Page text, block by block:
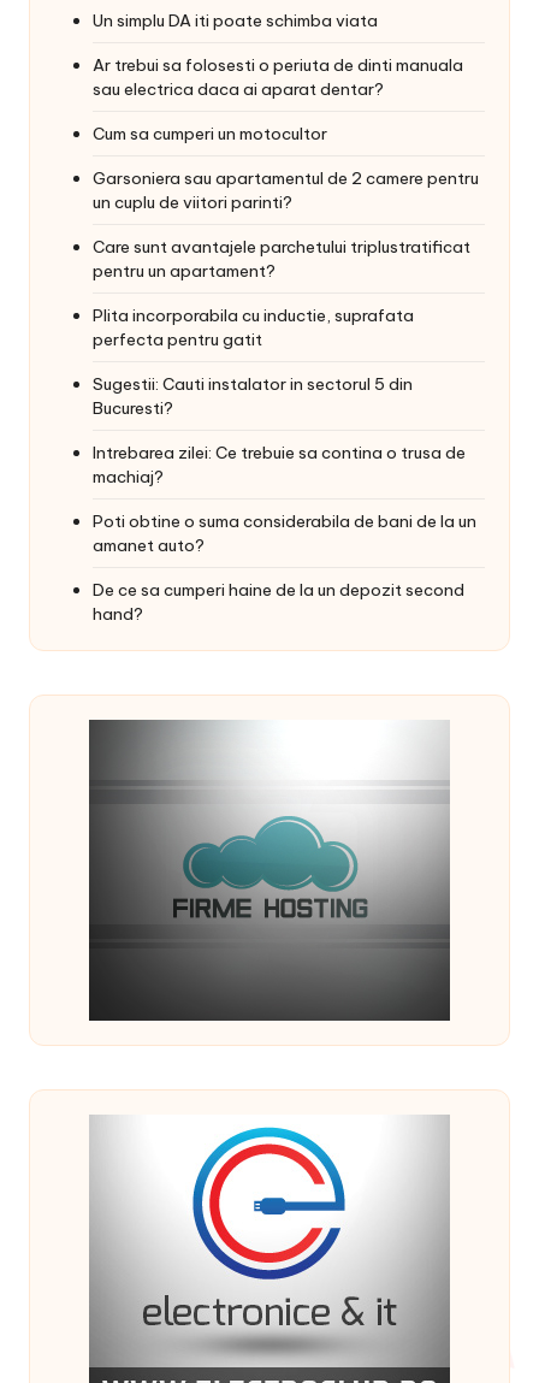
Un simplu DA iti poate schimba viata
Ar trebui sa folosesti o periuta de dinti manuala
sau electrica daca ai aparat dentar?
Cum sa cumperi un motocultor
Garsoniera sau apartamentul de 2 camere pentru
un cuplu de viitori parinti?
Care sunt avantajele parchetului triplustratificat
pentru un apartament?
Plita incorporabila cu inductie, suprafata
perfecta pentru gatit
Sugestii: Cauti instalator in sectorul 5 din
Bucuresti?
Intrebarea zilei: Ce trebuie sa contina o trusa de
machiaj?
Poti obtine o suma considerabila de bani de la un
amanet auto?
De ce sa cumperi haine de la un depozit second
hand?